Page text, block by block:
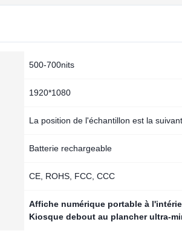
500-700nits
1920*1080
La position de l'échantillon est la
Batterie rechargeable
CE, ROHS, FCC, CCC
Affiche numérique portable à
Kiosque debout au plancher ultra-